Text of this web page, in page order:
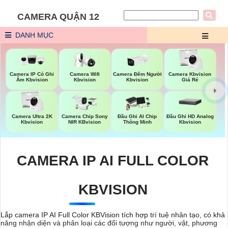
CAMERA QUẬN 12
DANH MỤC
Camera IP Có Ghi
Âm Kbvision
Camera Wifi
Kbvision
Camera Đếm Người
Kbvision
Camera Kbvision
Giá Rẻ
Camera Ultra 2K
Kbvision
Camera Chip Sony
NIR KBvision
Đầu Ghi AI Chip
Thông Minh
Đầu Ghi HD Analog
Kbvision
CAMERA IP AI FULL COLOR
KBVISION
Lắp camera IP AI Full Color KBVision tích hợp trí tuệ nhân tạo, có khả
năng nhận diện và phân loại các đối tượng như người, vật, phương